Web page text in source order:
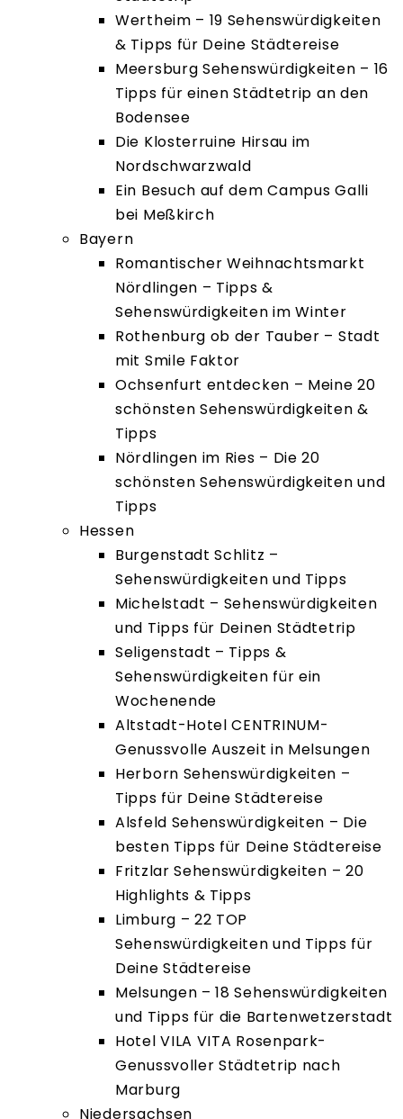
Wertheim – 19 Sehenswürdigkeiten
& Tipps für Deine Städtereise
Meersburg Sehenswürdigkeiten – 16
Tipps für einen Städtetrip an den
Bodensee
Die Klosterruine Hirsau im
Nordschwarzwald
Ein Besuch auf dem Campus Galli
bei Meßkirch
Bayern
Romantischer Weihnachtsmarkt
Nördlingen – Tipps &
Sehenswürdigkeiten im Winter
Rothenburg ob der Tauber – Stadt
mit Smile Faktor
Ochsenfurt entdecken – Meine 20
schönsten Sehenswürdigkeiten &
Tipps
Nördlingen im Ries – Die 20
schönsten Sehenswürdigkeiten und
Tipps
Hessen
Burgenstadt Schlitz –
Sehenswürdigkeiten und Tipps
Michelstadt – Sehenswürdigkeiten
und Tipps für Deinen Städtetrip
Seligenstadt – Tipps &
Sehenswürdigkeiten für ein
Wochenende
Altstadt-Hotel CENTRINUM-
Genussvolle Auszeit in Melsungen
Herborn Sehenswürdigkeiten –
Tipps für Deine Städtereise
Alsfeld Sehenswürdigkeiten – Die
besten Tipps für Deine Städtereise
Fritzlar Sehenswürdigkeiten – 20
Highlights & Tipps
Limburg – 22 TOP
Sehenswürdigkeiten und Tipps für
Deine Städtereise
Melsungen – 18 Sehenswürdigkeiten
und Tipps für die Bartenwetzerstadt
Hotel VILA VITA Rosenpark-
Genussvoller Städtetrip nach
Marburg
Niedersachsen